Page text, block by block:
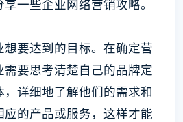
一些企业网络营销攻略。
要达到的目标。在确定营
要思考清楚自己的品牌定
详细地了解他们的需求和
的产品或服务，这样才能